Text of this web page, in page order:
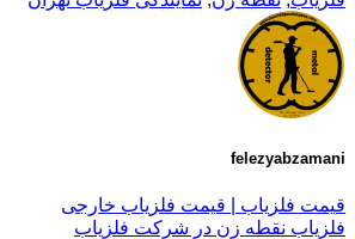
felezyabzamani
قیمت فلزیاب | قیمت فلزیاب خارجی
فلزیاب نقطه زن در شرکت فلزیاب